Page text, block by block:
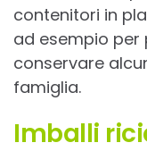
contenitori in
ad esempio
conservare
famiglia.
Imballi